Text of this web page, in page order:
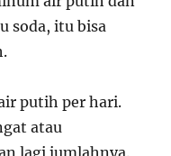
soda, itu bisa
putih per hari.
atau